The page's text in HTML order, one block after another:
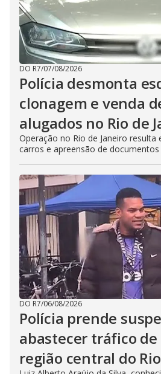
DO R7/07/08/2026
Polícia desmonta
clonagem e venda
alugados no Rio de
Operação no Rio de Janeiro resulta
carros e apreensão de
DO R7/06/08/2026
Polícia prende
abastecer tráfico de
região central do Rio